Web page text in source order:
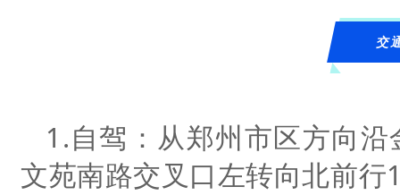
交
1.自驾：从郑州市区方向
文苑南路交叉口左转向北前行